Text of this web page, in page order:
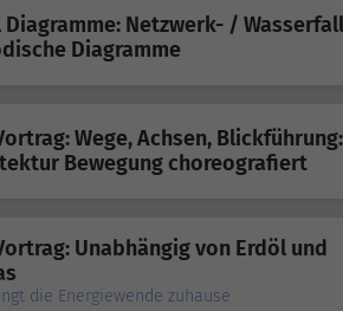
Diagramme: Netzwerk- /
Diagramme
Wege, Achsen,
Bewegung choreografiert
Unabhängig von Erdöl und
die Energiewende zuhause